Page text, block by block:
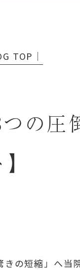
TOP│
の圧
の短縮」へ当